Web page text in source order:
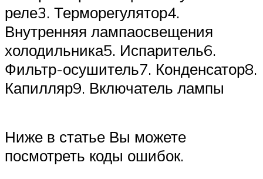
реле3. Терморегулятор4.
Внутренняя лампаосвещения
холодильника5. Испаритель6.
Фильтр-осушитель7. Конденсатор8.
Капилляр9. Включатель лампы
Ниже в статье Вы можете
посмотреть коды ошибок.